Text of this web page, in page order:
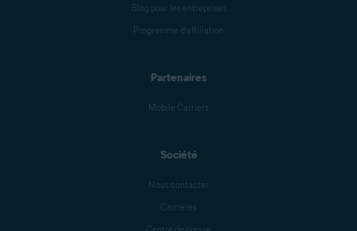
Blog pour les entreprises
Programme d’affiliation
Partenaires
Mobile Carriers
Société
Nous contacter
Carrières